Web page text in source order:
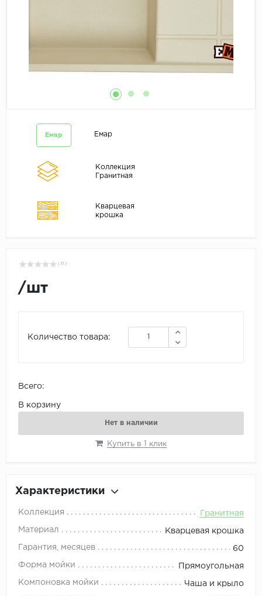
Емар Емар
Коллекция
Гранитная
Кварцевая
крошка
( 0 )
/шт
Количество товара:
Всего:
В корзину
Нет в наличии
Купить в 1 клик
Характеристики
Коллекция Гранитная
Материал Кварцевая крошка
Гарантия, месяцев 60
Форма мойки Прямоугольная
Компоновка мойки Чаша и крыло